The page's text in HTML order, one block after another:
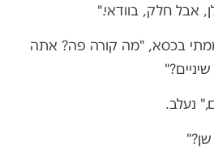
אבל חלק, בוודאי."
בכסא, "מה קורה פה? אתה
נעלב.